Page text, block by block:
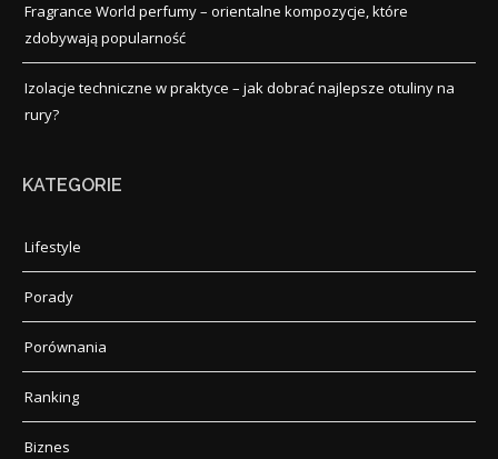
Fragrance World perfumy – orientalne kompozycje, które
zdobywają popularność
Izolacje techniczne w praktyce – jak dobrać najlepsze otuliny na
rury?
KATEGORIE
Lifestyle
Porady
Porównania
Ranking
Biznes